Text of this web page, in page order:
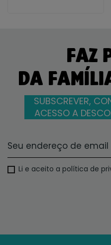
FAZ
DA
SUBSCREVER,
ACESSO A
Li e aceito a política de